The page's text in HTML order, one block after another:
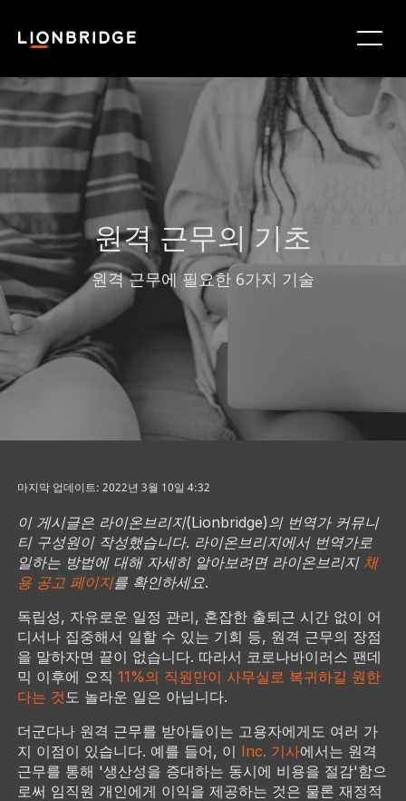
원격 근무의 기초
원격 근무에 필요한 6가지 기술
마지막 업데이트: 2022년 3월 10일 4:32
이 게시글은 라이온브리지(Lionbridge)의 번역가 커뮤니
티 구성원이 작성했습니다. 라이온브리지에서 번역가로
일하는 방법에 대해 자세히 알아보려면 라이온브리지 채
용 공고 페이지를 확인하세요.
독립성, 자유로운 일정 관리, 혼잡한 출퇴근 시간 없이 어
디서나 집중해서 일할 수 있는 기회 등, 원격 근무의 장점
을 말하자면 끝이 없습니다. 따라서 코로나바이러스 팬데
믹 이후에 오직 11%의 직원만이 사무실로 복귀하길 원한
다는 것도 놀라운 일은 아닙니다.
더군다나 원격 근무를 받아들이는 고용자에게도 여러 가
지 이점이 있습니다. 예를 들어, 이 Inc. 기사에서는 원격
근무를 통해 '생산성을 증대하는 동시에 비용을 절감'함으
로써 임직원 개인에게 이익을 제공하는 것은 물론 재정적